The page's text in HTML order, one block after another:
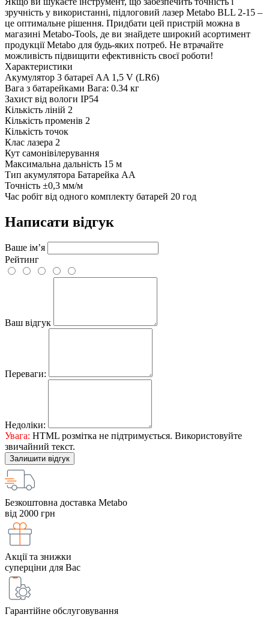
зручність у використанні, підлоговий лазер Metabo BLL 2-15 –
це оптимальне рішення. Придбати цей пристрій можна в
магазині Metabo-Tools, де ви знайдете широкий асортимент
продукції Metabo для будь-яких потреб. Не втрачайте
можливість підвищити ефективність своєї роботи!
Характеристики
Акумулятор 3 батареї AA 1,5 V (LR6)
Вага з батарейками Вага: 0.34 кг
Захист від вологи IP54
Кількість ліній 2
Кількість променів 2
Кількість точок
Клас лазера 2
Кут самонівілерування
Максимальна дальність 15 м
Тип акумулятора Батарейка AA
Точність ±0,3 мм/м
Час робіт від одного комплекту батарей 20 год
Написати відгук
Ваше ім’я
Рейтинг
Ваш відгук
Переваги:
Недоліки:
Увага: HTML розмітка не підтримується. Використовуйте
звичайний текст.
Залишити відгук
Безкоштовна доставка Metabo
від 2000 грн
Акції та знижки
суперціни для Вас
Гарантійне обслуговування